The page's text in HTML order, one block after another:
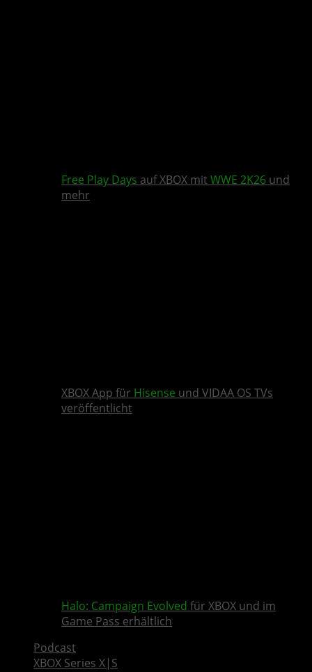
Free Play Days auf XBOX mit WWE 2K26 und
mehr
XBOX App für Hisense und VIDAA OS TVs
veröffentlicht
Halo: Campaign Evolved für XBOX und im
Game Pass erhältlich
Podcast
XBOX Series X|S